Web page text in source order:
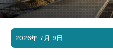
マリンクラブ
マリンライフを堪能したい！
2026年 7月 9日